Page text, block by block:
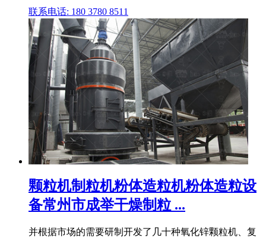
联系电话: 180 3780 8511
颗粒机制粒机粉体造粒机粉体造粒设
备常州市成举干燥制粒 ...
并根据市场的需要研制开发了几十种氧化锌颗粒机、复